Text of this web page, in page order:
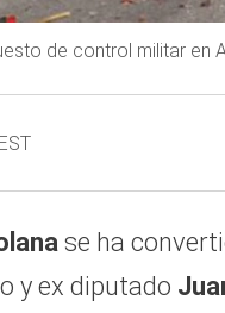
de control militar en
se ha
y ex diputado